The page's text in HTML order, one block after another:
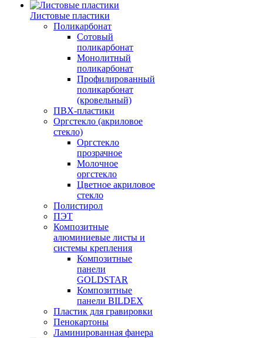
Листовые пластики
Поликарбонат
Сотовый
поликарбонат
Монолитный
поликарбонат
Профилированный
поликарбонат
(кровельный)
ПВХ-пластики
Оргстекло (акриловое
стекло)
Оргстекло
прозрачное
Молочное
оргстекло
Цветное акриловое
стекло
Полистирол
ПЭТ
Композитные
алюминиевые листы и
системы крепления
Композитные
панели
GOLDSTAR
Композитные
панели BILDEX
Пластик для гравировки
Пенокартоны
Ламинированная фанера